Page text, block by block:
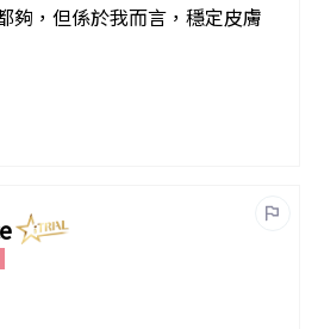
夠，但係於我而言，穩定皮膚